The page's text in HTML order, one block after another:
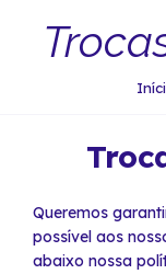
Queremos
possível aos
abaixo nossa